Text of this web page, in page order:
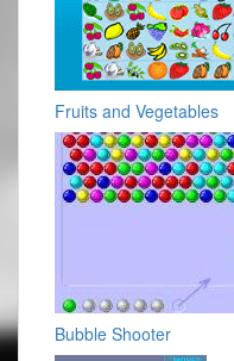
Fruits and Vegetables
Bubble Shooter